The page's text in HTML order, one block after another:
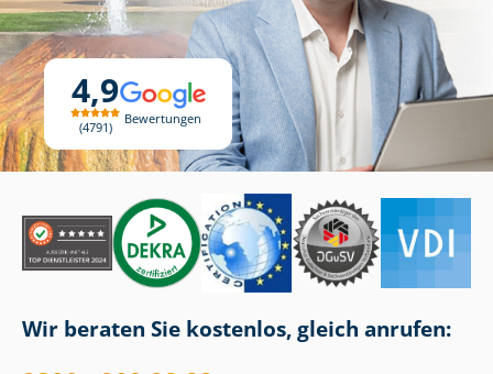
4,9
4791
Bewertungen
Wir beraten Sie kostenlos, gleich anrufen: